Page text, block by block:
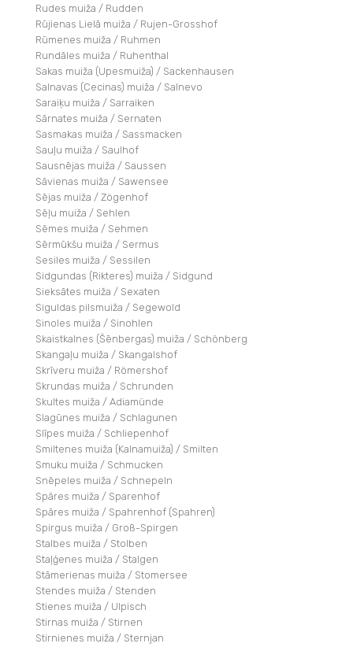
Rudes muiža / Rudden
Rūjienas Lielā muiža / Rujen-Grosshof
Rūmenes muiža / Ruhmen
Rundāles muiža / Ruhenthal
Sakas muiža (Upesmuiža) / Sackenhausen
Salnavas (Cecinas) muiža / Salnevo
Saraiķu muiža / Sarraiken
Sārnates muiža / Sernaten
Sasmakas muiža / Sassmacken
Sauļu muiža / Saulhof
Sausnējas muiža / Saussen
Sāvienas muiža / Sawensee
Sējas muiža / Zögenhof
Sēļu muiža / Sehlen
Sēmes muiža / Sehmen
Sērmūkšu muiža / Sermus
Sesiles muiža / Sessilen
Sidgundas (Rikteres) muiža / Sidgund
Sieksātes muiža / Sexaten
Siguldas pilsmuiža / Segewold
Sinoles muiža / Sinohlen
Skaistkalnes (Šēnbergas) muiža / Schönberg
Skangaļu muiža / Skangalshof
Skrīveru muiža / Römershof
Skrundas muiža / Schrunden
Skultes muiža / Adiamünde
Slagūnes muiža / Schlagunen
Slīpes muiža / Schliepenhof
Smiltenes muiža (Kalnamuiža) / Smilten
Smuku muiža / Schmucken
Snēpeles muiža / Schnepeln
Spāres muiža / Sparenhof
Spāres muiža / Spahrenhof (Spahren)
Spirgus muiža / Groß-Spirgen
Stalbes muiža / Stolben
Staļģenes muiža / Stalgen
Stāmerienas muiža / Stomersee
Stendes muiža / Stenden
Stienes muiža / Ulpisch
Stirnas muiža / Stirnen
Stirnienes muiža / Sternjan